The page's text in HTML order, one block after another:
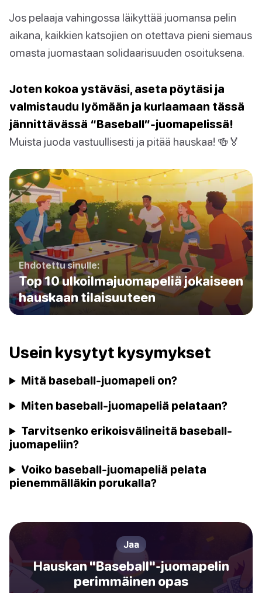
Jos pelaaja vahingossa läikyttää juomansa pelin
aikana, kaikkien katsojien on otettava pieni siemaus
omasta juomastaan solidaarisuuden osoituksena.
Joten kokoa ystäväsi, aseta pöytäsi ja
valmistaudu lyömään ja kurlaamaan tässä
jännittävässä “Baseball”-juomapelissä!
Muista juoda vastuullisesti ja pitää hauskaa! 🍻🏅
Ehdotettu sinulle:
Top 10 ulkoilmajuomapeliä jokaiseen
hauskaan tilaisuuteen
Usein kysytyt kysymykset
Mitä baseball-juomapeli on?
Miten baseball-juomapeliä pelataan?
Tarvitsenko erikoisvälineitä baseball-
juomapeliin?
Voiko baseball-juomapeliä pelata
pienemmälläkin porukalla?
Jaa
Hauskan "Baseball"-juomapelin
perimmäinen opas